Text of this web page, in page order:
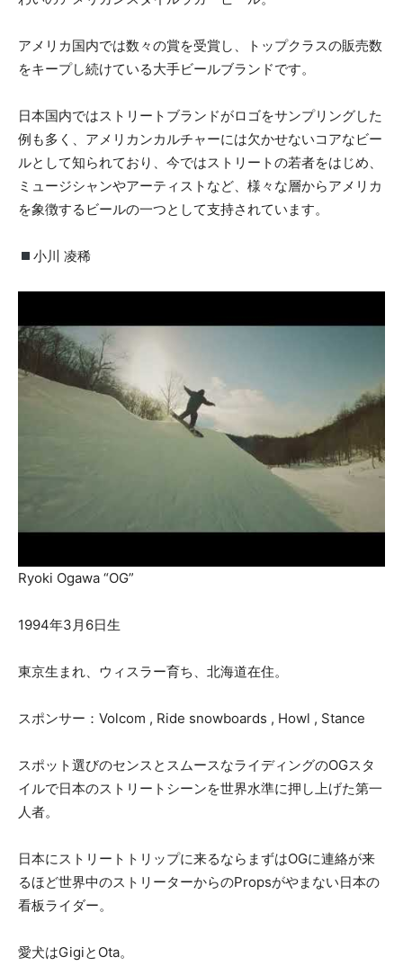
アメリカ国内では数々の賞を受賞し、トップクラスの販売数
をキープし続けている大手ビールブランドです。
日本国内ではストリートブランドがロゴをサンプリングした
例も多く、アメリカンカルチャーには欠かせないコアなビー
ルとして知られており、今ではストリートの若者をはじめ、
ミュージシャンやアーティストなど、様々な層からアメリカ
を象徴するビールの一つとして支持されています。
小川 凌稀
Ryoki Ogawa “OG”
1994年3月6日生
東京生まれ、ウィスラー育ち、北海道在住。
スポンサー：Volcom , Ride snowboards , Howl , Stance
スポット選びのセンスとスムースなライディングのOGスタ
イルで日本のストリートシーンを世界水準に押し上げた第一
人者。
日本にストリートトリップに来るならまずはOGに連絡が来
るほど世界中のストリーターからのPropsがやまない日本の
看板ライダー。
愛犬はGigiとOta。